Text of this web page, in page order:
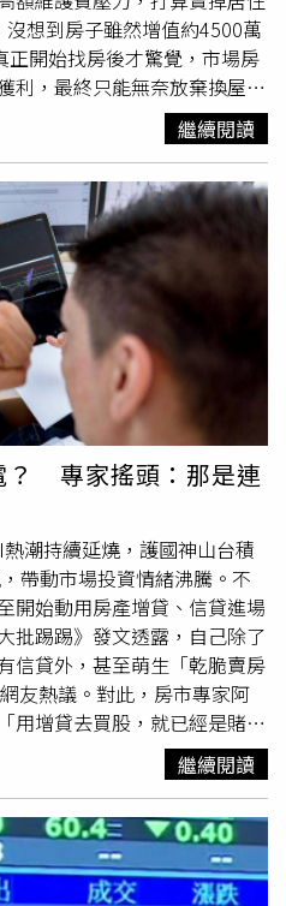
改成水，其實就類似灑水裝
拿打火機點燃噴出的煤油，才
火器。整起事件曝光後，再度
討論。不少網友認為，即使以
相關裝置，仍可能對公共安全
關零件來源、裝置結構，以及
將由檢方進一步釐清責任。
想到房子雖然增值約4500萬
正開始找房後才驚覺，市場房
利，最終只能無奈放棄換屋計
》報導，45歲的岡田先
化名），分別在專業貿易公司
以約8000萬日圓（約1680萬
岸地區的高樓住宅，當時看中
。然而，近年日本通膨、缺
繕基金不斷調漲，每月固定
新台幣），加上原本每月高
的房貸，讓夫妻倆逐漸喘不
本較低區域的念頭。沒想
喜。原本8000萬日圓買進的
圓（約2625萬台幣），等
萬新台幣）。扣除剩餘貸款
6000萬日圓（約1260萬新台
鬆換大房。但現實很快狠狠打
原本約21坪的住宅換到27
建案價格早已飆到1.8億至2億
幣），甚至連屋齡約10年的
萬元新台幣）。奈緒無奈
如果還想維持東京都心通勤便
追不上整體房市漲幅，「就算
最後，這對高薪夫妻只能接
維護費，守著這間「帳面很有
。這起案例也凸顯，在全球房
上資產暴增，實際上卻陷入
。芒種賺錢好時機！「5星座
股過熱在玩火？ 謝金河搖
司通爆關廠！551名員工失業
繼續閱讀
專家搖頭：那是連
潮持續延燒，護國神山台積
帶動市場投資情緒沸騰。不
開始動用房產增貸、信貸進場
批踢踢》發文透露，自己除了
信貸外，甚至萌生「乾脆賣房
友熱議。對此，房市專家阿
用增貸去買股，就已經是賭
要。」房地產部落客「賣厝
專上表示，認為當前市場氣
許多人把投資當成穩賺不賠，
風險賭局，「你賭的不是股
你斷頭。」阿明指出，許多人
是「拿銀行的錢賺錢」，但
繼續閱讀